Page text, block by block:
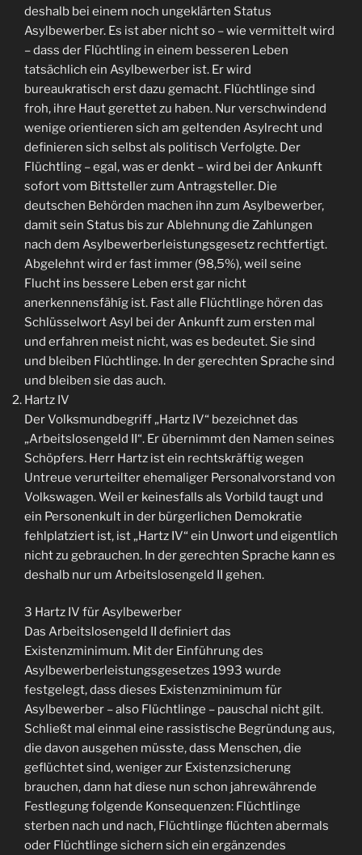
deshalb bei einem noch ungeklärten Status
Asylbewerber. Es ist aber nicht so – wie vermittelt wird
– dass der Flüchtling in einem besseren Leben
tatsächlich ein Asylbewerber ist. Er wird
bureaukratisch erst dazu gemacht. Flüchtlinge sind
froh, ihre Haut gerettet zu haben. Nur verschwindend
wenige orientieren sich am geltenden Asylrecht und
definieren sich selbst als politisch Verfolgte. Der
Flüchtling – egal, was er denkt – wird bei der Ankunft
sofort vom Bittsteller zum Antragsteller. Die
deutschen Behörden machen ihn zum Asylbewerber,
damit sein Status bis zur Ablehnung die Zahlungen
nach dem Asylbewerberleistungsgesetz rechtfertigt.
Abgelehnt wird er fast immer (98,5%), weil seine
Flucht ins bessere Leben erst gar nicht
anerkennensfähíg ist. Fast alle Flüchtlinge hören das
Schlüsselwort Asyl bei der Ankunft zum ersten mal
und erfahren meist nicht, was es bedeutet. Sie sind
und bleiben Flüchtlinge. In der gerechten Sprache sind
und bleiben sie das auch.
Hartz IV
Der Volksmundbegriff „Hartz IV“ bezeichnet das
„Arbeitslosengeld II“. Er übernimmt den Namen seines
Schöpfers. Herr Hartz ist ein rechtskräftig wegen
Untreue verurteilter ehemaliger Personalvorstand von
Volkswagen. Weil er keinesfalls als Vorbild taugt und
ein Personenkult in der bürgerlichen Demokratie
fehlplatziert ist, ist „Hartz IV“ ein Unwort und eigentlich
nicht zu gebrauchen. In der gerechten Sprache kann es
deshalb nur um Arbeitslosengeld II gehen.
3 Hartz IV für Asylbewerber
Das Arbeitslosengeld II definiert das
Existenzminimum. Mit der Einführung des
Asylbewerberleistungsgesetzes 1993 wurde
festgelegt, dass dieses Existenzminimum für
Asylbewerber – also Flüchtlinge – pauschal nicht gilt.
Schließt mal einmal eine rassistische Begründung aus,
die davon ausgehen müsste, dass Menschen, die
geflüchtet sind, weniger zur Existenzsicherung
brauchen, dann hat diese nun schon jahrewährende
Festlegung folgende Konsequenzen: Flüchtlinge
sterben nach und nach, Flüchtlinge flüchten abermals
oder Flüchtlinge sichern sich ein ergänzendes